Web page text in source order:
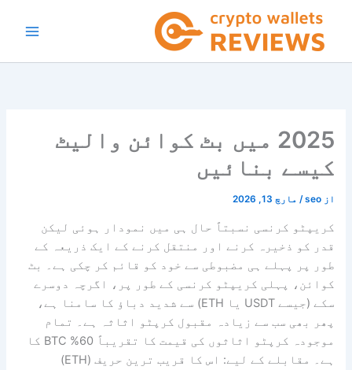
جائیں۔
2025 میں بٹ کوائن والیٹ
کیسے بنائیں
از seo
/ مارچ 13, 2026
کریپٹو کرنسی نسبتاً حال ہی میں نمودار ہوئی لیکن
قدر کو ذخیرہ کرنے اور منتقل کرنے کے ایک ذریعہ کے
طور پر پہلے ہی مضبوطی سے خود کو قائم کر چکی ہے۔ بٹ
کوائن، پہلی کریپٹو کرنسی کے طور پر، اگرچہ دوسرے
سکے (جیسے USDT یا ETH) سے شدید دباؤ کا سامنا ہے،
پھر بھی سب سے زیادہ مقبول کرپٹو اثاثہ ہے۔ تمام
موجودہ کرپٹو اثاثوں کی قیمت کا تقریباً 60% BTC کا
ہے۔ مقابلے کے لیے: اس کا قریب ترین حریف (ETH)